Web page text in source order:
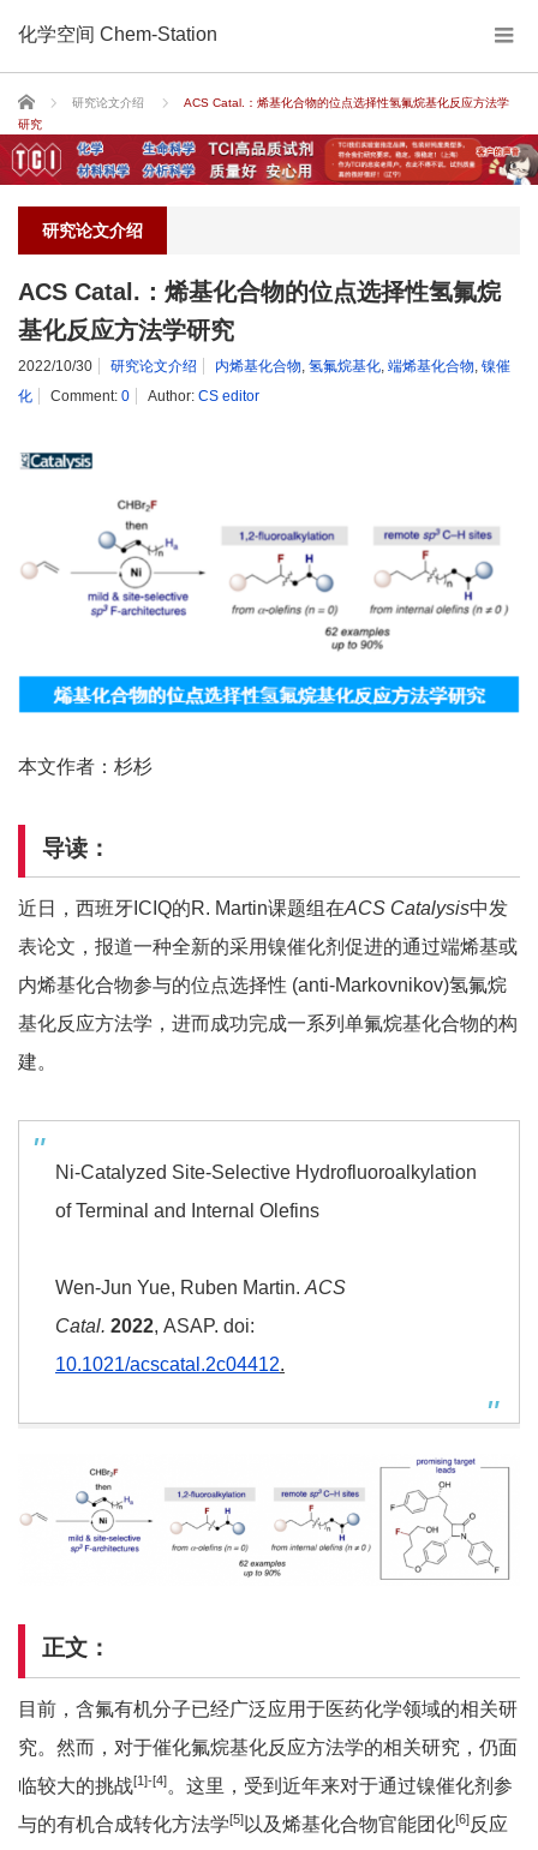
化学空间 Chem-Station
Home 研究论文介绍
ACS Catal.：烯基化合物的位点选择性氢氟烷基化反应方法学
研究
研究论文介绍
ACS Catal.：烯基化合物的位点选择性氢氟烷
基化反应方法学研究
2022/10/30 研究论文介绍 内烯基化合物 氢氟烷基化 端烯基化合物 镍催
化
Comment: 0 Author: CS editor
本文作者：杉杉
导读：
近日，西班牙ICIQ的R. Martin课题组在ACS Catalysis中发
表论文，报道一种全新的采用镍催化剂促进的通过端烯基或
内烯基化合物参与的位点选择性 (anti-Markovnikov)氢氟烷
基化反应方法学，进而成功完成一系列单氟烷基化合物的构
建。
Ni-Catalyzed Site-Selective Hydrofluoroalkylation
of Terminal and Internal Olefins
Wen-Jun Yue, Ruben Martin.ACS
Catal. 2022, ASAP. doi:
10.1021/acscatal.2c04412.
正文：
目前，含氟有机分子已经广泛应用于医药化学领域的相关研
究。然而，对于催化氟烷基化反应方法学的相关研究，仍面
临较大的挑战[1]-[4]。这里，受到近年来对于通过镍催化剂参
与的有机合成转化方法学[5] 以及烯基化合物官能团化[6]反应